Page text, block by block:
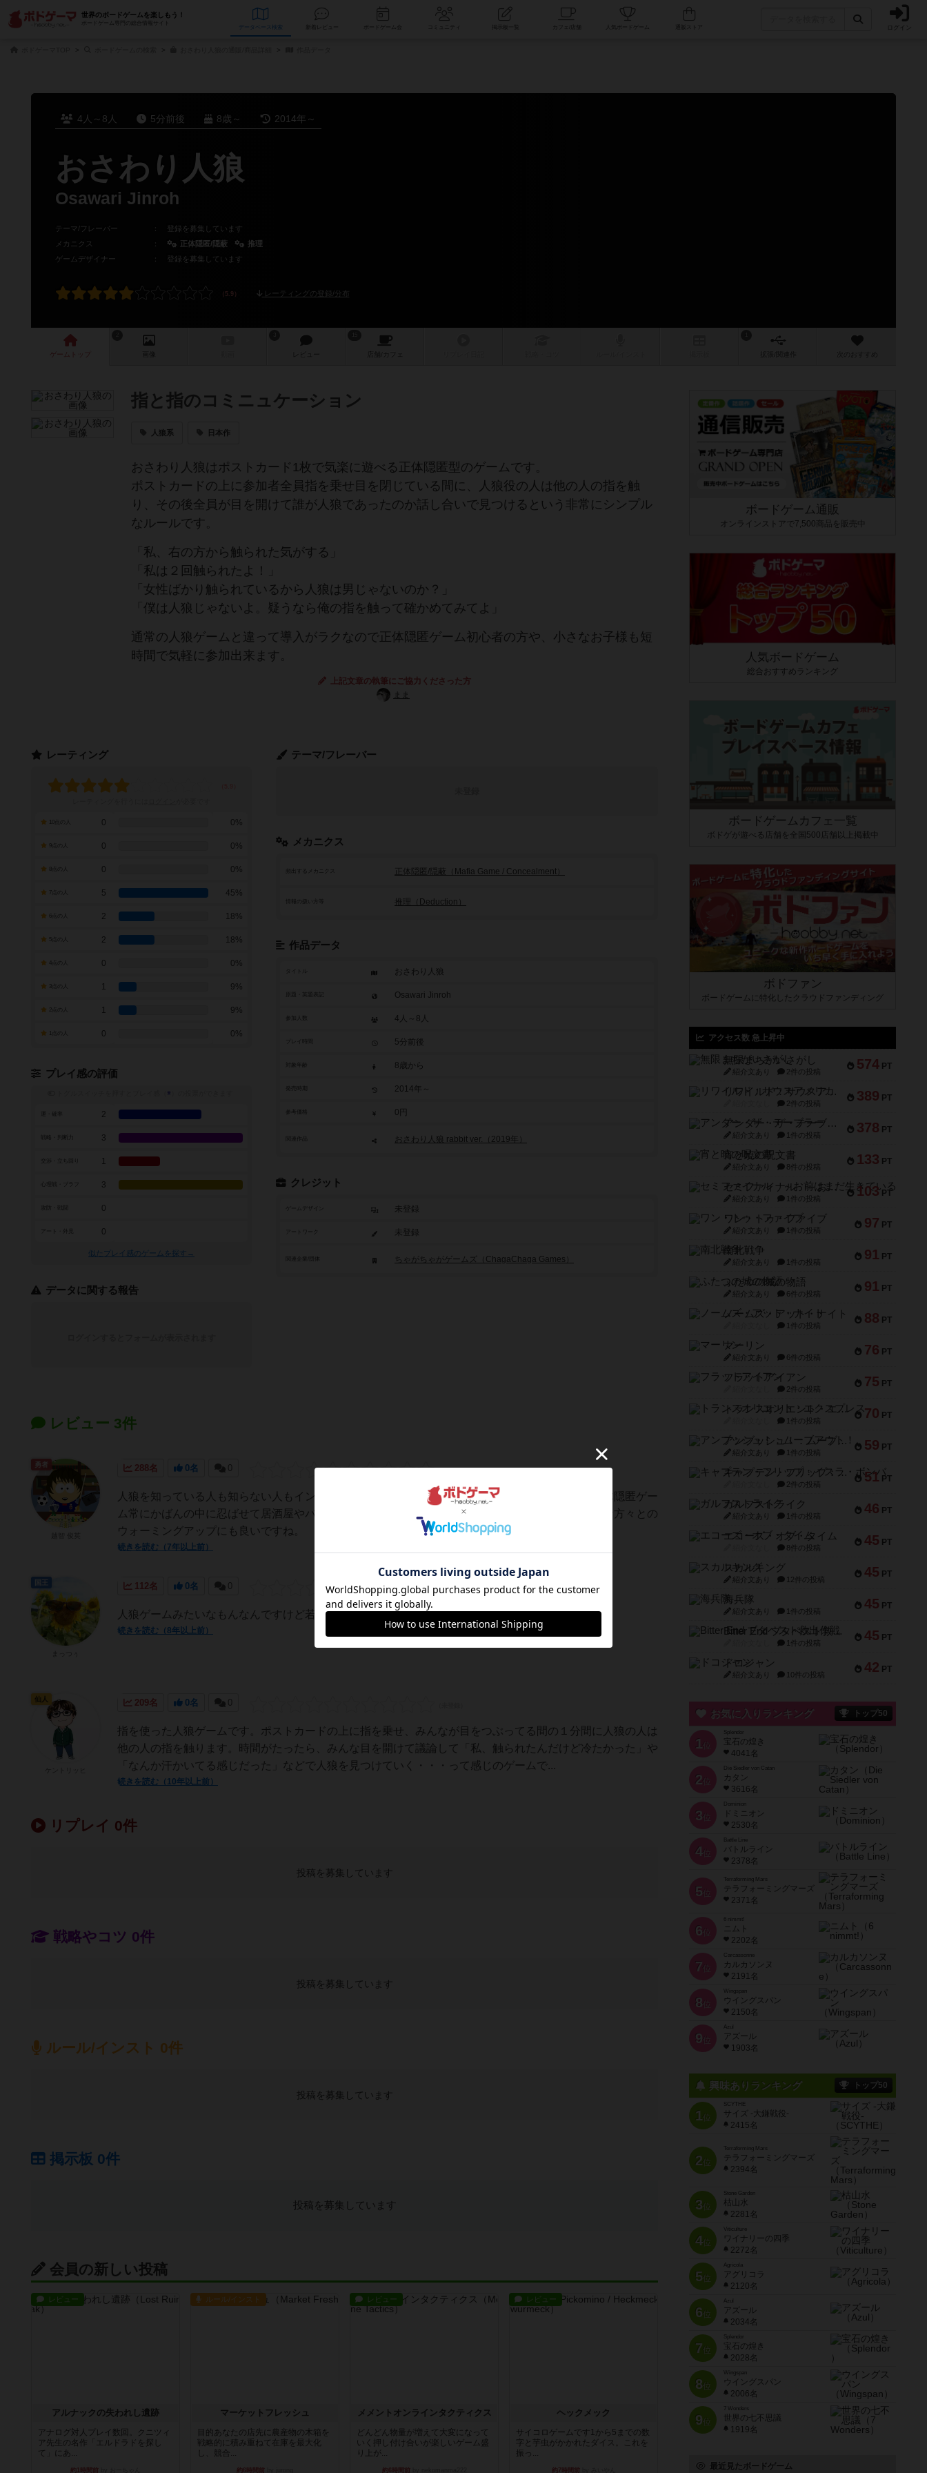
世界のボードゲームを楽しもう！
ボードゲーム専門の総合情報サイト
データベース コミュニティ 人気ボードゲーム ログイン
4人～8人 5分前後 8歳～ 2014年～
おさわり人狼
Osawari Jinroh
テーマ/フレーバー ：
登録を募集しています
メカニクス
： 正体隠匿/隠蔽
推理
ゲームデザイナー
： 登録を募集しています
レーティングの登録/分布
ゲーム 画像 レビュー 店舗/ カフェ 作 次のおすすめ
指と指のコミニュケーション
人狼系 日本作
おさわり人狼はポストカード1枚で気楽に遊べる正体隠匿型のゲームです。
ポストカードの上に参加者全員指を乗せ目を閉じている間に、人狼役の人は他の人の指を触
り、その後全員が目を開けて誰が人狼であったのか話し合いで見つけるという非常にシンプル
なルールです。
「私、右の方から触られた気がする」
「私は２回触られたよ！」
「女性ばかり触られているから人狼は男じゃないのか？」
「僕は人狼じゃないよ。疑うなら俺の指を触って確かめてみてよ」
通常の人狼ゲームと違って導入がラクなので正体隠匿ゲーム初心者の方や、小さなお子様も短
時間で気軽に参加出来ます。
上記文章の執筆にご協力くださった方
まま
テーマ/フレーバー
メカニクス
頻出するメカニクス 正体隠匿/隠蔽（Mafia Game / Concealment）
推理（Deduction）
作品データ
タイトル おさわり人狼
Osawari Jinroh
参加人数 4人～8人
5分前後
8歳から
2014年～
参考価格 0円
関連作品 おさわり人狼 rabbit ver.（2019年）
クレジット
ゲームデザイン 未登録
アートワーク 未登録
ちゃがちゃがゲームズ（ChagaChaga Games）
レーティング
0 0%
0 0%
0 0%
7点の人 5 45%
2 18%
2 18%
0 0%
1 9%
1 9%
0 0%
プレイ感の評価
※
2
戦略・判断力 3
1
3
0
アート・外見 0
似たプレイ感のゲームを探す→
データに関する報告
レビュー 3件
288名 0名 0
人狼を知っている人も知らない人もインストが簡単でお酒の場で盛り上がること間違いなし？の正体隠匿ゲー
ム常にかばんの中に忍ばせて居酒屋やバーでみんなと交流しましょうｗボドゲカフェで初めましてな方々との
ウォーミングアップにも良いですね。
続きを読む（7年以上前）
勇者
112名 0名 0
人狼ゲームみたいなもんなんですけど若干ではありますが肌に触れあえるゲーム(笑)
続きを読む（8年以上前）
国王
209名 0名 0
指を使った人狼ゲームです。ポストカードの上に指を乗せ、みんなが目をつぶってる間の１分間に人狼の人は
他の人の指を触ります。時間がたったら、みんな目を開けて議論して「私、触られたんだけど冷たかった」や
「なんか汗かいてる感じだった」などで人狼を見つけていく・・・って感じのゲームで...
続きを読む（10年以上前）
仙人
リプレイ 0件
投稿を募集しています
戦略やコツ 0件
投稿を募集しています
ルール/インスト 0件
投稿を募集しています
掲示板 0件
投稿を募集しています
会員の新しい投稿
レビュー
アルナックの失われし遺跡
アナログ対人プレイ数回。クニツィ
ア先生の名作「エルドラドを探し
て」にあ...
約1時間前
ルール/インスト
マーケットフレッシュ
目的あなたの店先に農産物の木箱を
戦略的に積み重ねて在庫を最大化
し、競合...
約6時間前
レビュー
メメントオンラインタクティクス
どんどん物量が増えて大変になって
いく押し付け合いが楽しいゲーム盛
り上が...
約6時間前
レビュー
ヘックメック
サイコロゲームです1から5までの数
字と芋虫がかかれたダイス。これを
振っ...
約7時間前
ボードゲーム通販
オンラインストアで7,500商品を販売中
人気ボードゲーム
総合おすすめランキング
ボードゲームカフェ一覧
ボドゲが遊べる店舗を全国500店舗以上掲載中
ボドファン
ボードゲームに特化したクラウドファンディング
アクセス数 急上昇中
574 PT
無限まちがいさがし
紹介文あり 2件の投稿
389 PT
リワイルド：サウスアメリカ
2件の投稿
378 PT
アンダー・ザ・テーブラー
紹介文あり 1件の投稿
133 PT
宵と暁の呪文書
紹介文あり 8件の投稿
103 PT
セミファイナル ～お前はまだ生きている～
紹介文あり 1件の投稿
97 PT
ワン・トゥ・ファイブ
紹介文あり 1件の投稿
91 PT
南北戦争
紹介文あり 1件の投稿
91 PT
ふたつの城の物語
紹介文あり 6件の投稿
88 PT
ノームズ・アット・ナイト
1件の投稿
76 PT
マーリン
紹介文あり 6件の投稿
75 PT
フラットアイアン
2件の投稿
70 PT
トランスオリエント・エクスプレス
1件の投稿
59 PT
アンブッシュ！：ムーブアウト！
紹介文あり 1件の投稿
51 PT
キャプテン・フリップ：イスラ・ボンバ
2件の投稿
46 PT
ガルフストライク
紹介文あり 1件の投稿
45 PT
エコーズ・オブ・タイム
8件の投稿
45 PT
スカルキング
紹介文あり 12件の投稿
45 PT
海兵隊
紹介文あり 1件の投稿
45 PT
Bitter End ブタペスト救出作戦
1件の投稿
42 PT
ドコジャン
紹介文あり 10件の投稿
お気に入りランキング トップ50
1 位
宝石の煌き
4041名
2 位
Die Siedler von Catan
カタン
3616名
3 位
ドミニオン
2530名
4位
Battle Line
バトルライン
2378名
5 位
Terraforming Mars
テラフォーミングマーズ
2371名
6 位
ニムト
2202名
7 位
Carcassonne
カルカソンヌ
2191名
8 位
Wingspan
ウイングスパン
2150名
9 位
Azul
アズール
1903名
興味ありランキング トップ50
1位
SCYTHE
サイズ -大鎌戦役-
2415名
2位
Terraforming Mars
テラフォーミングマーズ
2394名
3位
Stone Garden
枯山水
2281名
4位
Viticulture
ワイナリーの四季
2272名
5位
Agricola
アグリコラ
2120名
6位
Azul
アズール
2034名
7位
宝石の煌き
2028名
8位
Wingspan
ウイングスパン
2006名
9位
7 Wonders
世界の七不思議
1919名
最近見たボードゲーム